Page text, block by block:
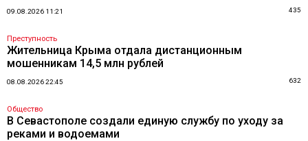
09.08.2026 11:21 435
Преступность
Жительница Крыма отдала дистанционным
мошенникам 14,5 млн рублей
08.08.2026 22:45 632
Общество
В Севастополе создали единую службу по уходу за
реками и водоемами